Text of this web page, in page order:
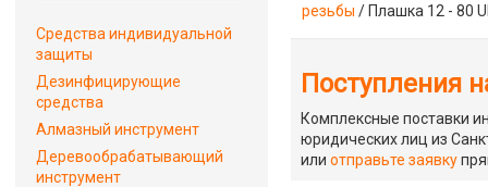
резьбы / Плашка 12 - 80
Поступления
Комплексные поставки
юридических лиц из
илиотправьте заявку
Средства индивидуальной
защиты
Дезинфицирующие
средства
Алмазный инструмент
Деревообрабатывающий
инструмент